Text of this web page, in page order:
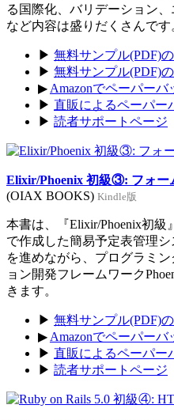
る国際化、バリデーション
など内容は盛りだくさんです
▶ 無料サンプル(PDF)
▶ 無料サンプル(PDF)
▶ Amazonでペーパーバ
▶ 直販によるペーパー
▶ 読者サポートページ
Elixir/Phoenix 初級③: フォー
(OIAX BOOKS) Kindle版
本書は、『Elixir/Phoenix初
で作成した簡易予定表管理シ
を進めながら、プログラミ
ョン開発フレームワーク
きます。
▶ 無料サンプル(PDF)
▶ Amazonでペーパーバ
▶ 直販によるペーパー
▶ 読者サポートページ